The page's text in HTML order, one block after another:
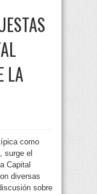
LA
como
surge el
Capital
diversas
sobre